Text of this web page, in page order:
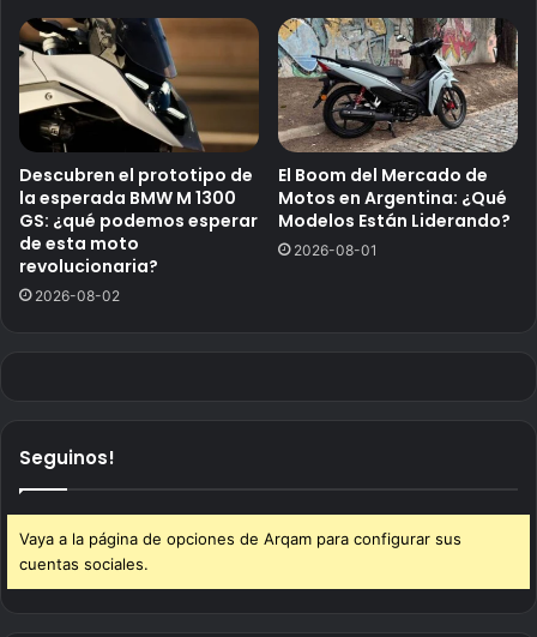
Descubren el prototipo de
la esperada BMW M 1300
GS: ¿qué podemos esperar
de esta moto
revolucionaria?
2026-08-02
El Boom del Mercado de
Motos en Argentina: ¿Qué
Modelos Están Liderando?
2026-08-01
Seguinos!
Vaya a la página de opciones de Arqam para configurar sus
cuentas sociales.